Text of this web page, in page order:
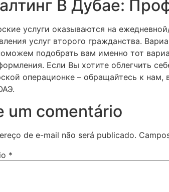
В Дубае:
услуги оказываются на
услуг второго гражданства.
подобрать вам именно тот
Если Вы хотите облегчить
операционке – обращайтесь к
um comentário
de e-mail não será publicado.
*